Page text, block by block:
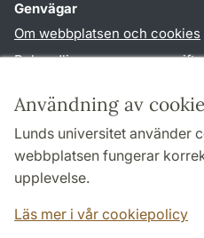
Användning av
Lunds universitet använder
webbplatsen fungerar
upplevelse.
Läs mer i vår cookiepolicy
Genvägar
Om webbplatsen och cookies
Behandling av
TYPO3-login
Följ oss i sociala medier